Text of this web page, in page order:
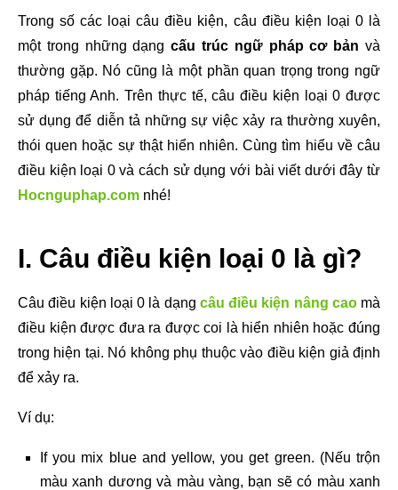
Trong số các loại câu điều kiện, câu điều kiện loại 0 là
một trong những dạngcấu trúc ngữ pháp cơ bản và
thường gặp. Nó cũng là một phần quan trọng trong ngữ
pháp tiếng Anh. Trên thực tế, câu điều kiện loại 0 được
sử dụng để diễn tả những sự việc xảy ra thường xuyên,
thói quen hoặc sự thật hiển nhiên. Cùng tìm hiểu về câu
điều kiện loại 0 và cách sử dụng với bài viết dưới đây từ
Hocnguphap.com nhé!
I. Câu điều kiện loại 0 là gì?
Câu điều kiện loại 0 là dạng câu điều kiện nâng caomà
điều kiện được đưa ra được coi là hiển nhiên hoặc đúng
trong hiện tại. Nó không phụ thuộc vào điều kiện giả định
để xảy ra.
Ví dụ:
If you mix blue and yellow, you get green. (Nếu trộn
màu xanh dương và màu vàng, bạn sẽ có màu xanh